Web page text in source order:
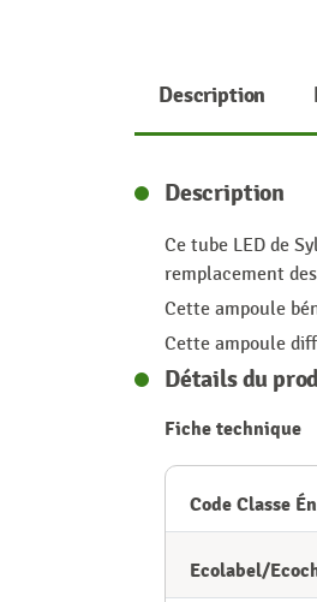
Description
Description
Ce tube LED de
remplacement
Cette ampoule
Cette ampoule
Détails du
Fiche technique
Code Classe
Ecolabel/